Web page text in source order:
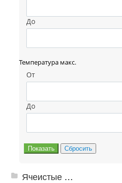
До
Температура макс.
От
До
Ячеистые грязезащитные покрытия